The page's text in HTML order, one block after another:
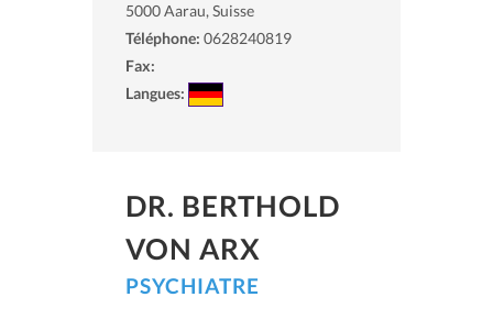
5000Aarau, Suisse
Téléphone: 0628240819
Fax:
Langues:
DR. BERTHOLD
VON ARX
PSYCHIATRE